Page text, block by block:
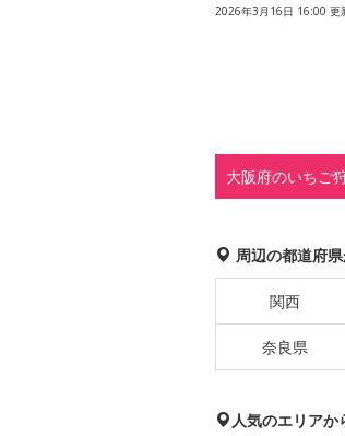
2026年3月16日 16:00 更
大阪府のいちご
周辺の都道府
関西
奈良県
人気のエリアか